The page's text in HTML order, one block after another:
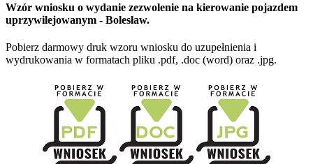
Wzór wniosku o wydanie zezwolenie na kierowanie pojazdem
uprzywilejowanym - Bolesław.
Pobierz darmowy druk wzoru wniosku do uzupełnienia i
wydrukowania w formatach pliku .pdf, .doc (word) oraz .jpg.